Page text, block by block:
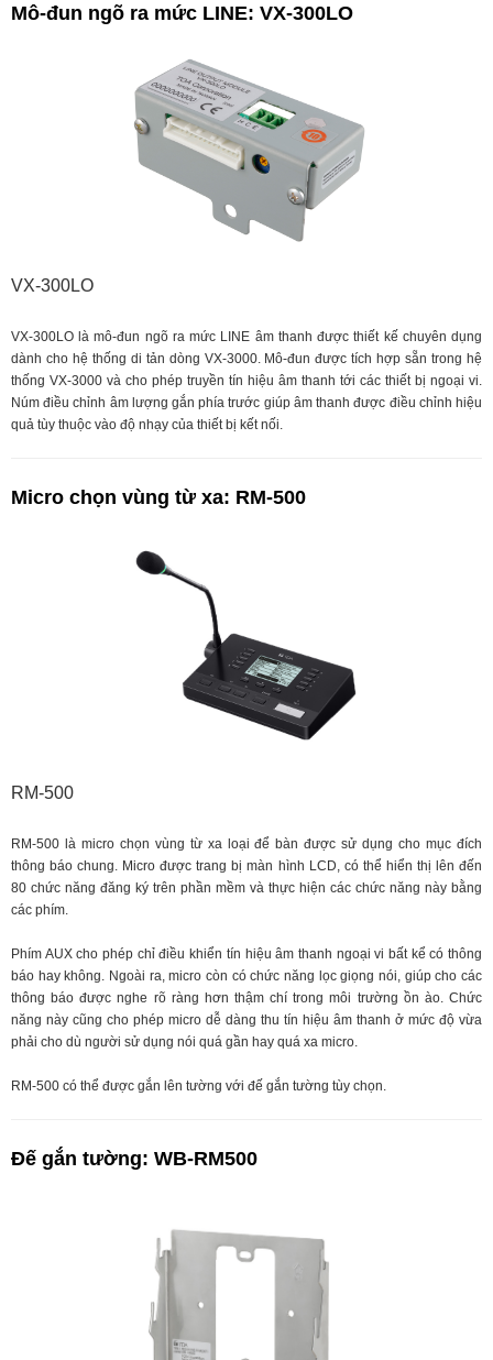
Mô-đun ngõ ra mức LINE: VX-300LO
VX-300LO
VX-300LO là mô-đun ngõ ra mức LINE âm thanh được thiết kế chuyên dụng
dành cho hệ thống di tản dòng VX-3000. Mô-đun được tích hợp sẵn trong hệ
thống VX-3000 và cho phép truyền tín hiệu âm thanh tới các thiết bị ngoại vi.
Núm điều chỉnh âm lượng gắn phía trước giúp âm thanh được điều chỉnh hiệu
quả tùy thuộc vào độ nhạy của thiết bị kết nối.
Micro chọn vùng từ xa: RM-500
RM-500
RM-500 là micro chọn vùng từ xa loại để bàn được sử dụng cho mục đích
thông báo chung. Micro được trang bị màn hình LCD, có thể hiển thị lên đến
80 chức năng đăng ký trên phần mềm và thực hiện các chức năng này bằng
các phím.
Phím AUX cho phép chỉ điều khiển tín hiệu âm thanh ngoại vi bất kể có thông
báo hay không. Ngoài ra, micro còn có chức năng lọc giọng nói, giúp cho các
thông báo được nghe rõ ràng hơn thậm chí trong môi trường ồn ào. Chức
năng này cũng cho phép micro dễ dàng thu tín hiệu âm thanh ở mức độ vừa
phải cho dù người sử dụng nói quá gần hay quá xa micro.
RM-500 có thể được gắn lên tường với đế gắn tường tùy chọn.
Đế gắn tường: WB-RM500